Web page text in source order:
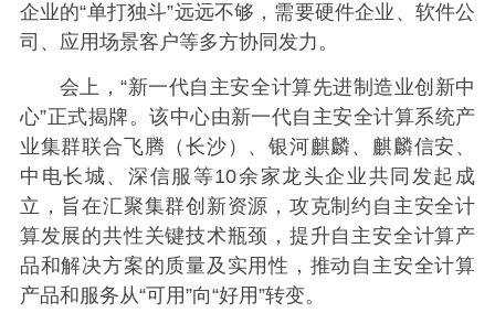
企业的“单打独斗”远远不够，需要硬件企业、软件公
司、应用场景客户等多方协同发力。
会上，“新一代自主安全计算先进制造业创新中
心”正式揭牌。该中心由新一代自主安全计算系统产
业集群联合飞腾（长沙）、银河麒麟、麒麟信安、
中电长城、深信服等10余家龙头企业共同发起成
立，旨在汇聚集群创新资源，攻克制约自主安全计
算发展的共性关键技术瓶颈，提升自主安全计算产
品和解决方案的质量及实用性，推动自主安全计算
产品和服务从“可用”向“好用”转变。